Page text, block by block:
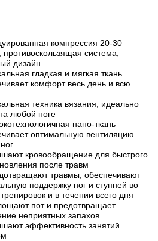
компрессия 20-30
противоскользящая система,
дизайн
гладкая и мягкая ткань
комфорт весь день и всю
техника вязания, идеально
любой ноге
нано-ткань
оптимальную вентиляцию
кровообращение для быстрого
после травм
травмы, обеспечивают
поддержку ног и ступней во
и в течении всего дня
пот и предотвращает
неприятных запахов
эффективность занятий